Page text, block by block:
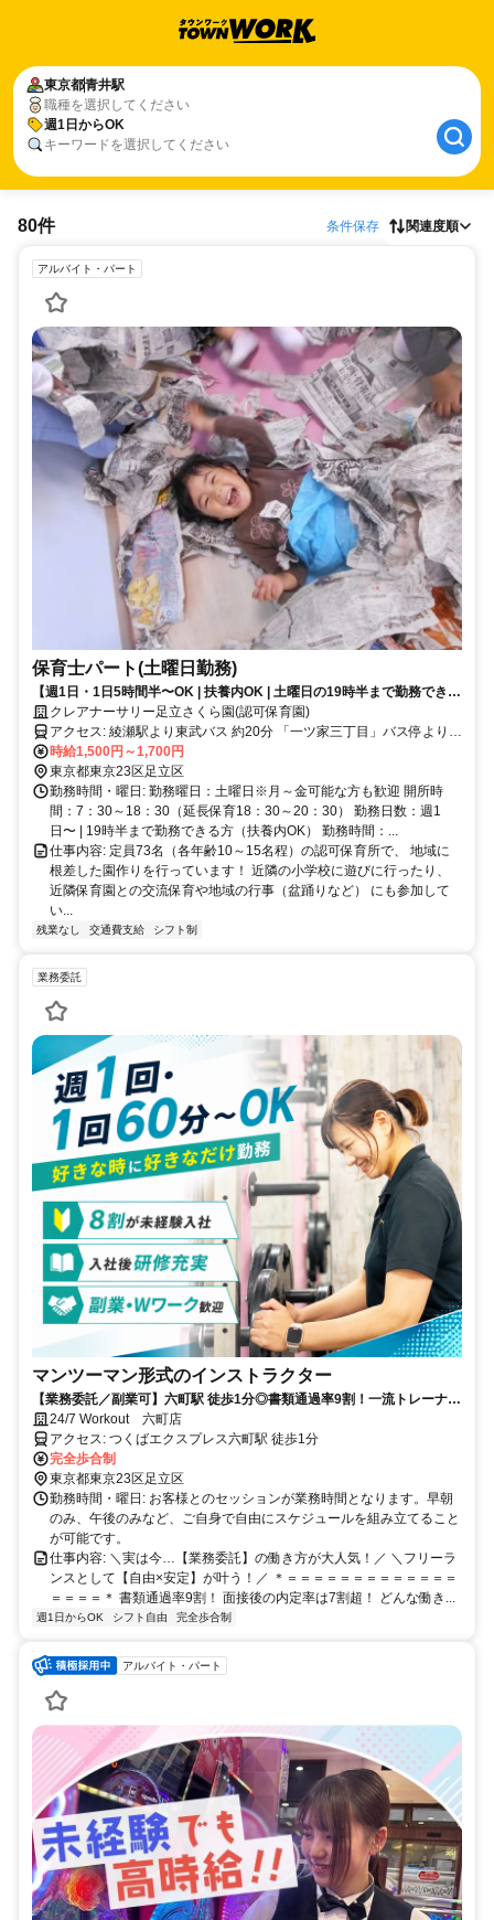
東京都青井駅
職種を選択してください
週1日からOK
キーワードを選択してください
80件 条件保存 関連度順
アルバイト・パート
保育士パート(土曜日勤務)
【週1日・1日5時間半〜OK | 扶養内OK | 土曜日の19時半まで勤務できる
方】少人数制認可保育園✅持ち帰り残業ゼロ✅
クレアナーサリー足立さくら園(認可保育園)
アクセス: 綾瀬駅より東武バス 約20分 「一ツ家三丁目」バス停より徒
歩2分 つくばエクスプレス六町駅より徒歩16分 または駅から東武バ
スにて約15分 他にも…「五反野駅」「西新井駅」 「竹ノ塚駅」「青
井駅」等から 徒歩、自転車通勤が可能！
時給1,500円～1,700円
東京都東京23区足立区
勤務時間・曜日: 勤務曜日：土曜日※月～金可能な方も歓迎 開所時
間：7：30～18：30（延長保育18：30～20：30） 勤務日数：週1
日〜 | 19時半まで勤務できる方（扶養内OK） 勤務時間：...
仕事内容: 定員73名（各年齢10～15名程）の認可保育所で、 地域に
根差した園作りを行っています！ 近隣の小学校に遊びに行ったり、
近隣保育園との交流保育や地域の行事（盆踊りなど） にも参加して
い...
残業なし 交通費支給 シフト制
業務委託
マンツーマン形式のインストラクター
【業務委託／副業可】六町駅 徒歩1分◎書類通過率9割！一流トレーナー
による『最大2ヶ月間の無料研修』でゼロからプロに！
24/7 Workout 六町店
アクセス: つくばエクスプレス六町駅 徒歩1分
完全歩合制
東京都東京23区足立区
勤務時間・曜日: お客様とのセッションが業務時間となります。早朝
のみ、午後のみなど、ご自身で自由にスケジュールを組み立てること
が可能です。
仕事内容: ＼実は今…【業務委託】の働き方が大人気！／ ＼フリーラ
ンスとして【自由×安定】が叶う！／ ＊＝＝＝＝＝＝＝＝＝＝＝＝＝
＝＝＝＝＊ 書類通過率9割！ 面接後の内定率は7割超！ どんな働き...
週1日からOK シフト自由 完全歩合制
アルバイト・パート